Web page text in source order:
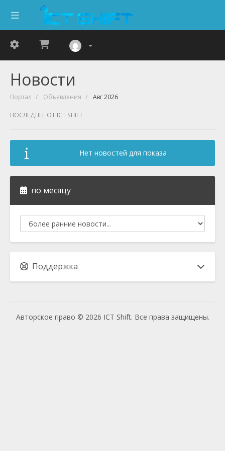
Новости
Портал Объявления Авг 2026
ПОСЛЕДНЕЕ ОТ ICT SHIFT
Нет новостей для показа
по месяцу
Поддержка
Авторское право © 2026 ICT Shift. Все права защищены.